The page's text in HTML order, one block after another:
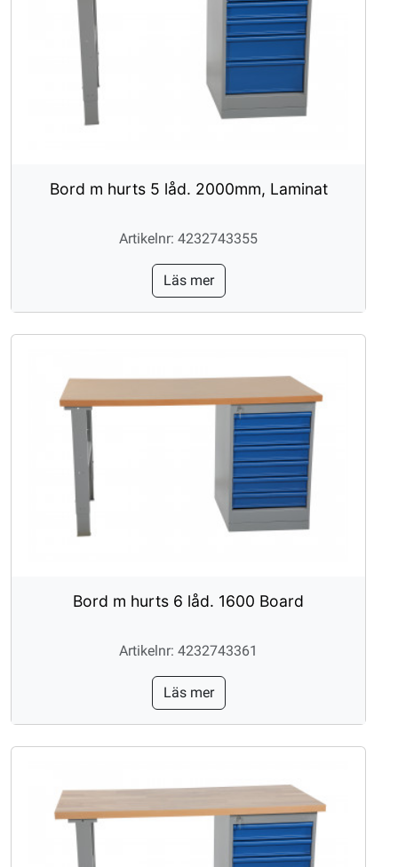
Bord m hurts 5 låd. 2000mm, Laminat
Artikelnr: 4232743355
Läs mer
Bord m hurts 6 låd. 1600 Board
Artikelnr: 4232743361
Läs mer